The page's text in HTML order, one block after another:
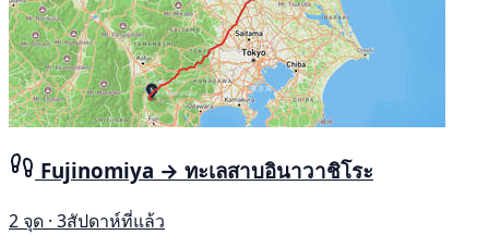
Fujinomiya → ทะเลสาบอินาวาชิโระ
2 จุด · 3สัปดาห์ที่แล้ว